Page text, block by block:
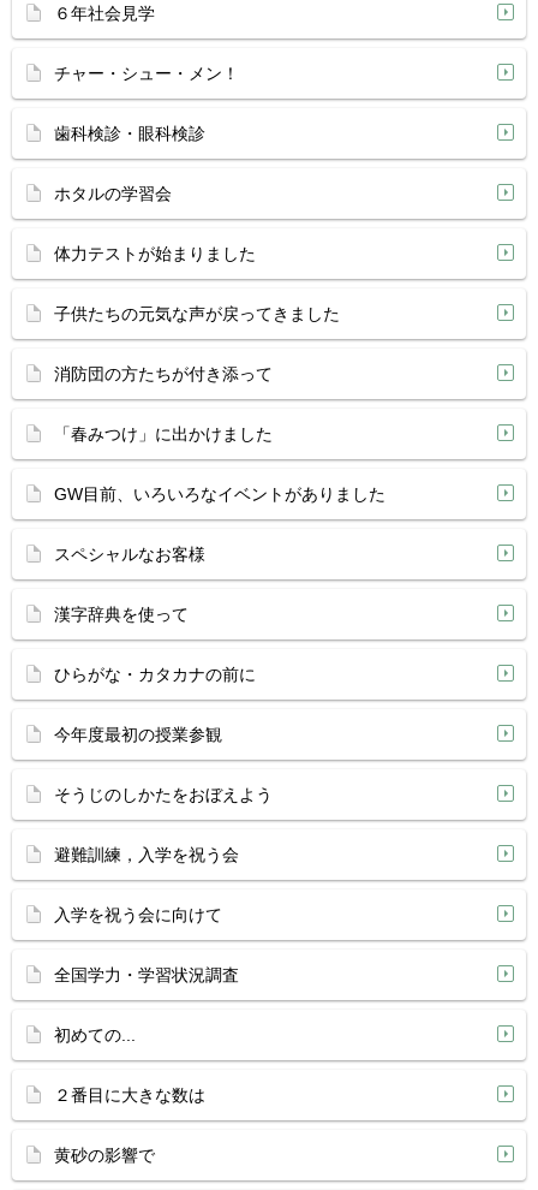
６年社会見学
チャー・シュー・メン！
歯科検診・眼科検診
ホタルの学習会
体力テストが始まりました
子供たちの元気な声が戻ってきました
消防団の方たちが付き添って
「春みつけ」に出かけました
GW目前、いろいろなイベントがありました
スペシャルなお客様
漢字辞典を使って
ひらがな・カタカナの前に
今年度最初の授業参観
そうじのしかたをおぼえよう
避難訓練，入学を祝う会
入学を祝う会に向けて
全国学力・学習状況調査
初めての...
２番目に大きな数は
黄砂の影響で